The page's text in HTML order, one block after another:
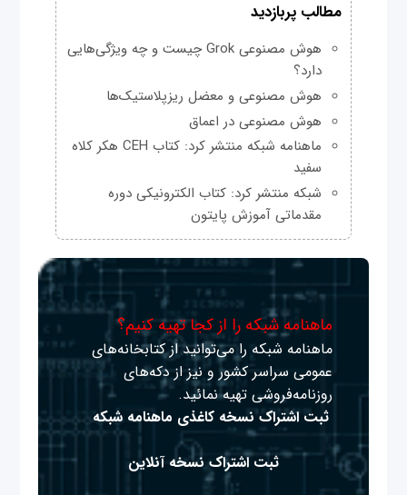
مطالب پربازدید
هوش مصنوعی Grok چیست و چه ویژگی‌هایی
دارد؟
هوش مصنوعی و معضل ریزپلاستیک‌ها
هوش مصنوعی در اعماق
ماهنامه شبکه منتشر کرد: کتاب CEH هکر کلاه
سفید
شبکه منتشر کرد: کتاب الکترونیکی دوره
مقدماتی آموزش پایتون
ماهنامه شبکه را از کجا تهیه کنیم؟
ماهنامه شبکه را می‌توانید از کتابخانه‌های
عمومی سراسر کشور و نیز از دکه‌های
روزنامه‌فروشی تهیه نمائید.
ثبت اشتراک نسخه کاغذی ماهنامه شبکه
ثبت اشتراک نسخه آنلاین